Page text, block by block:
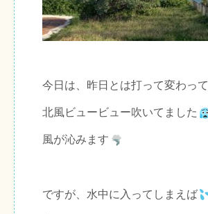
今日は、昨日とは打って変わって
北風ビュービュー吹いてました
風が沁みます
ですが、水中に入ってしまえば